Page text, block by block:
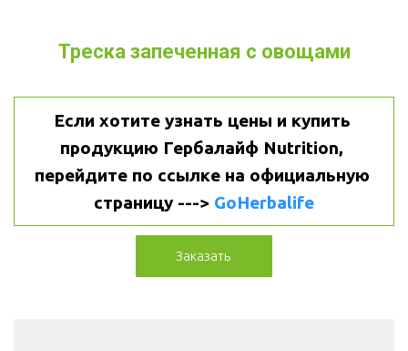
Треска запеченная с овощами
Если хотите узнать цены и купить
продукцию Гербалайф Nutrition,
перейдите по ссылке на официальную
страницу ---> GoHerbalife
Заказать